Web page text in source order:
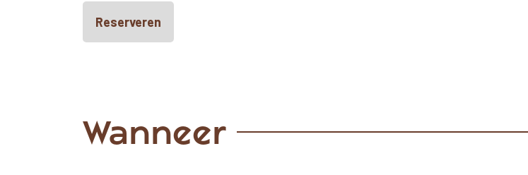
Reserveren
Wanneer